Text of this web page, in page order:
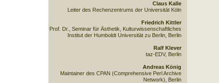
Claus Kalle
Leiter des Rechenzentrums der Universität Köln
Friedrich Kittler
Prof. Dr., Seminar für Ästhetik, Kulturwissenschaftliches
Institut der Humboldt Universität zu Berlin, Berlin
Ralf Klever
taz-EDV, Berlin
Andreas König
Maintainer des CPAN (Comprehensive Perl Archive
Network), Berlin